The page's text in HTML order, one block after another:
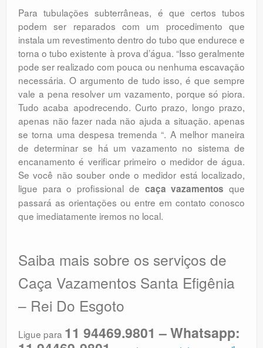
Para tubulações subterrâneas, é que certos tubos
podem ser reparados com um procedimento que
instala um revestimento dentro do tubo que endurece e
torna o tubo existente à prova d’água. “Isso geralmente
pode ser realizado com pouca ou nenhuma escavação
necessária. O argumento de tudo isso, é que sempre
vale a pena resolver um vazamento, porque só piora.
Tudo acaba apodrecendo. Curto prazo, longo prazo,
apenas não fazer nada não ajuda a situação. apenas
se torna uma despesa tremenda “. A melhor maneira
de determinar se há um vazamento no sistema de
encanamento é verificar primeiro o medidor de água.
Se você não souber onde o medidor está localizado,
ligue para o profissional de caça vazamentos que
passará as orientações ou entre em contato conosco
que imediatamente iremos no local.
Saiba mais sobre os serviços de
Caça Vazamentos Santa Efigênia
– Rei Do Esgoto
Ligue para 11 94469.9801 – Whatsapp: